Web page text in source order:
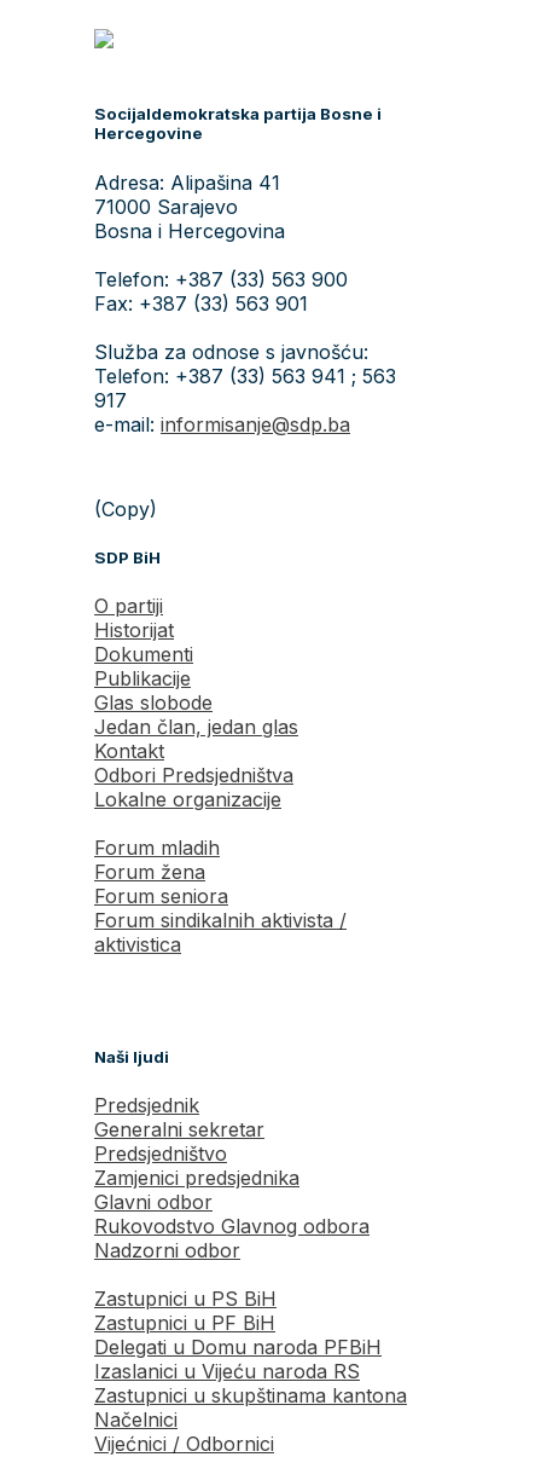
Socijaldemokratska partija Bosne i
Hercegovine
Adresa: Alipašina 41
71000 Sarajevo
Bosna i Hercegovina
Telefon: +387 (33) 563 900
Fax: +387 (33) 563 901
Služba za odnose s javnošću:
Telefon: +387 (33) 563 941 ; 563
917
e-mail: informisanje@sdp.ba
(Copy)
SDP BiH
O partiji
Historijat
Dokumenti
Publikacije
Glas slobode
Jedan član, jedan glas
Kontakt
Odbori Predsjedništva
Lokalne organizacije
Forum mladih
Forum žena
Forum seniora
Forum sindikalnih aktivista /
aktivistica
Naši ljudi
Predsjednik
Generalni sekretar
Predsjedništvo
Zamjenici predsjednika
Glavni odbor
Rukovodstvo Glavnog odbora
Nadzorni odbor
Zastupnici u PS BiH
Zastupnici u PF BiH
Delegati u Domu naroda PFBiH
Izaslanici u Vijeću naroda RS
Zastupnici u skupštinama kantona
Načelnici
Vijećnici / Odbornici